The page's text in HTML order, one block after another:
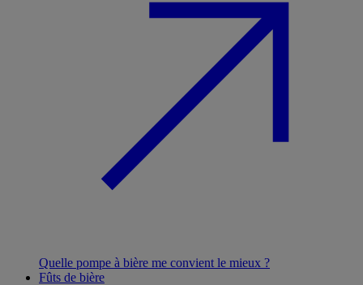
Quelle pompe à bière me convient le mieux ?
Fûts de bière